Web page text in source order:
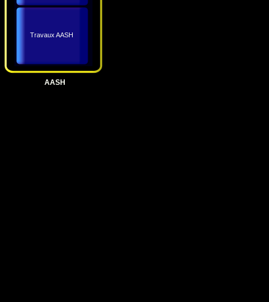
Travaux AASH
AASH